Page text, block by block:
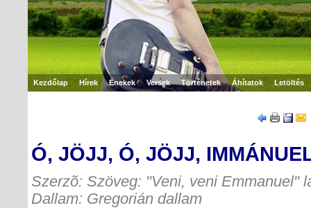
Kezdőlap Hírek Énekek Versek Történetek Áhítatok Letöltés
Ó, JÖJJ, Ó, JÖJJ,
Szerzõ: Szöveg: "Veni, veni Emmanuel"
Dallam: Gregorián dallam